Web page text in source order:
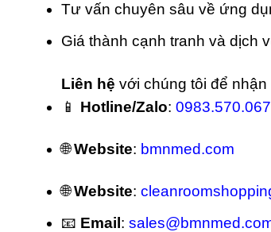
Tư vấn chuyên sâu về ứng
Giá thành cạnh tranh và dịch
Liên hệ với chúng tôi để
📱 Hotline/Zalo: 0983.570.067
🌐Website: bmnmed.com
🌐Website:
📧 Email :